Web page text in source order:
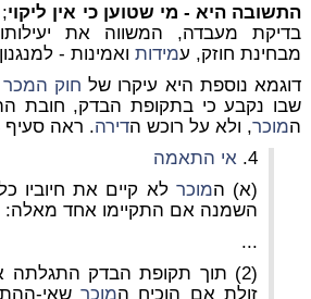
התשובה היא - מי שטוען כי אין ליקוי
בדיקת מעבדה, המשווה את
מבחינת חוזק, עמידותואמינות - למנגנון
דוגמא נוספת היא עיקרו של חוק המכר
שבו נקבע כי בתקופת הבדק, חובת
המוכר, ולא על רוכש הדירה. ראה סעיף 4 (א) (2):
4. אי התאמה
(א) המוכרלא קיים את חיוביו
השמנה אם התקיימו אחד מאלה:
...
(2) תוך תקופת הבדק התגלתה אי-התאמה ב
זולת אם הוכיח המוכר שאי-